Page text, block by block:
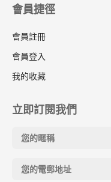
會員捷徑
會員註冊
會員登入
我的收藏
立即訂閱我們